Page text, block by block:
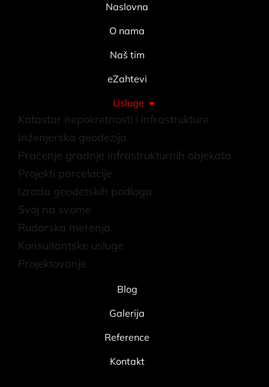
Naslovna
O nama
Naš tim
eZahtevi
Usluge
Katastar nepokretnosti i infrastrukture
Inženjerska geodezija
Praćenje gradnje infrastrukturnih objekata
Projekti parcelacije
Izrada geodetskih podloga
Svoj na svome
Rudarska merenja
Konsultantske usluge
Projektovanje
Blog
Galerija
Reference
Kontakt